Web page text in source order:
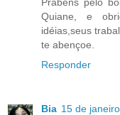
Quiane, e
idéias,seus
te abençoe.
Responder
Bia 15 de